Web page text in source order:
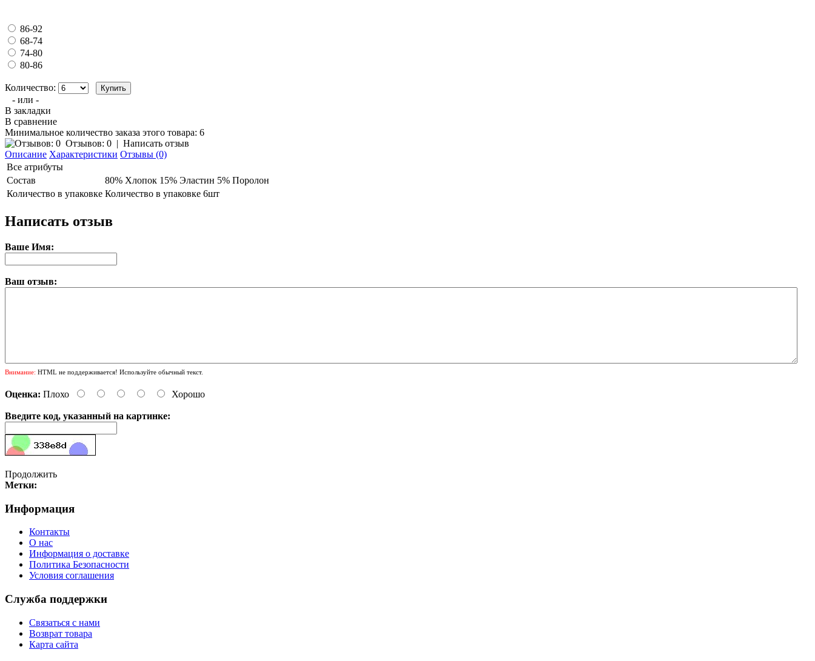
86-92
68-74
74-80
80-86
Количество:
- или -
В закладки
В сравнение
Минимальное количество заказа этого товара: 6
Отзывов: 0 | Написать отзыв
Описание Характеристики Отзывы (0)
Все атрибуты
Состав
80% Хлопок 15% Эластин 5% Поролон
Количество в упаковке Количество в упаковке 6шт
Написать отзыв
Ваше Имя:
Ваш отзыв:
Внимание: HTML не поддерживается! Используйте обычный текст.
Оценка: Плохо Хорошо
Введите код, указанный на картинке:
Продолжить
Метки:
Информация
Контакты
О нас
Информация о доставке
Политика Безопасности
Условия соглашения
Служба поддержки
Связаться с нами
Возврат товара
Карта сайта